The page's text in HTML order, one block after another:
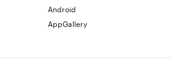
Android
AppGallery